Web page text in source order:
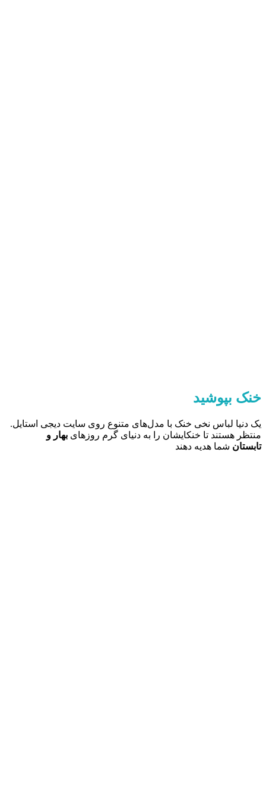
خنک بپوشید
.یک دنیا لباس نخی خنک با مدل‌های متنوع روی سایت دیجی استایل
منتظر هستند تا خنکایشان را به دنیای گرم روزهای بهار و
تابستان شما هدیه دهند